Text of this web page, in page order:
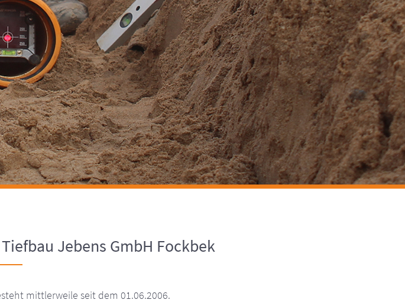
Jebens GmbH Fockbek
mittlerweile seit dem 01.06.2006.